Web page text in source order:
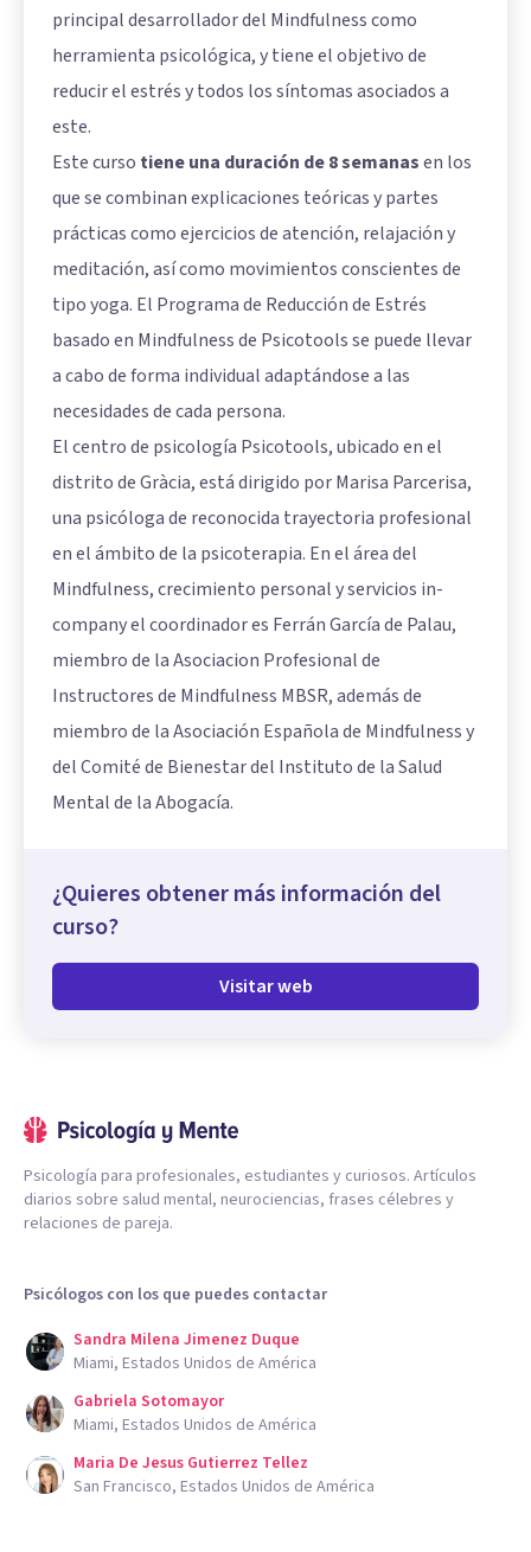
principal desarrollador del Mindfulness como
herramienta psicológica, y tiene el objetivo de
reducir el estrés y todos los síntomas asociados a
este.
Este curso tiene una duración de 8 semanasen los
que se combinan explicaciones teóricas y partes
prácticas como ejercicios de atención, relajación y
meditación, así como movimientos conscientes de
tipo yoga. El Programa de Reducción de Estrés
basado en Mindfulness de Psicotools se puede llevar
a cabo de forma individual adaptándose a las
necesidades de cada persona.
El centro de psicología Psicotools, ubicado en el
distrito de Gràcia, está dirigido por Marisa Parcerisa,
una psicóloga de reconocida trayectoria profesional
en el ámbito de la psicoterapia. En el área del
Mindfulness, crecimiento personal y servicios in-
company el coordinador es Ferrán García de Palau,
miembro de la Asociacion Profesional de
Instructores de Mindfulness MBSR, además de
miembro de la Asociación Española de Mindfulness y
del Comité de Bienestar del Instituto de la Salud
Mental de la Abogacía.
¿Quieres obtener más información del
curso?
Visitar web
Psicología para profesionales, estudiantes y curiosos. Artículos
diarios sobre salud mental, neurociencias, frases célebres y
relaciones de pareja.
Psicólogos con los que puedes contactar
Sandra Milena Jimenez Duque
Miami, Estados Unidos de América
Gabriela Sotomayor
Miami, Estados Unidos de América
Maria De Jesus Gutierrez Tellez
San Francisco, Estados Unidos de América